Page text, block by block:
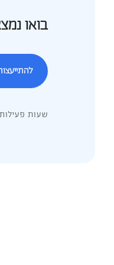
בואו
שעות פעילות המוקד: א’-